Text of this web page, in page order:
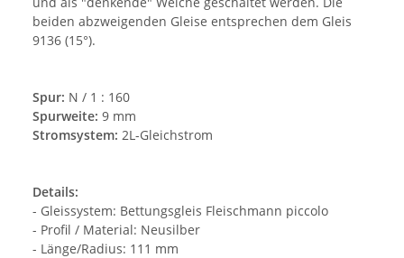
beiden abzweigenden Gleise entsprechen dem Gleis
9136 (15°).
Spur: N / 1 : 160
Spurweite: 9 mm
Stromsystem: 2L-Gleichstrom
Details:
- Gleissystem: Bettungsgleis Fleischmann piccolo
- Profil / Material: Neusilber
- Länge/Radius: 111 mm